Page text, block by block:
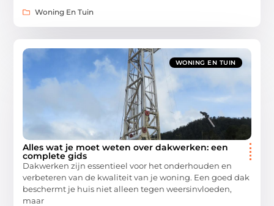
Woning En Tuin
WONING EN TUIN
Alles wat je moet weten over dakwerken: een
complete gids
Dakwerken zijn essentieel voor het onderhouden en
verbeteren van de kwaliteit van je woning. Een goed dak
beschermt je huis niet alleen tegen weersinvloeden,
maar